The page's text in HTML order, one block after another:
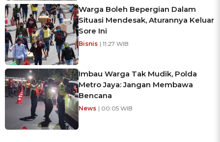
Warga Boleh Bepergian Dalam
Situasi Mendesak, Aturannya Keluar
Sore Ini
Bisnis | 11:27 WIB
Imbau Warga Tak Mudik, Polda
Metro Jaya: Jangan Membawa
Bencana
News | 00:05 WIB